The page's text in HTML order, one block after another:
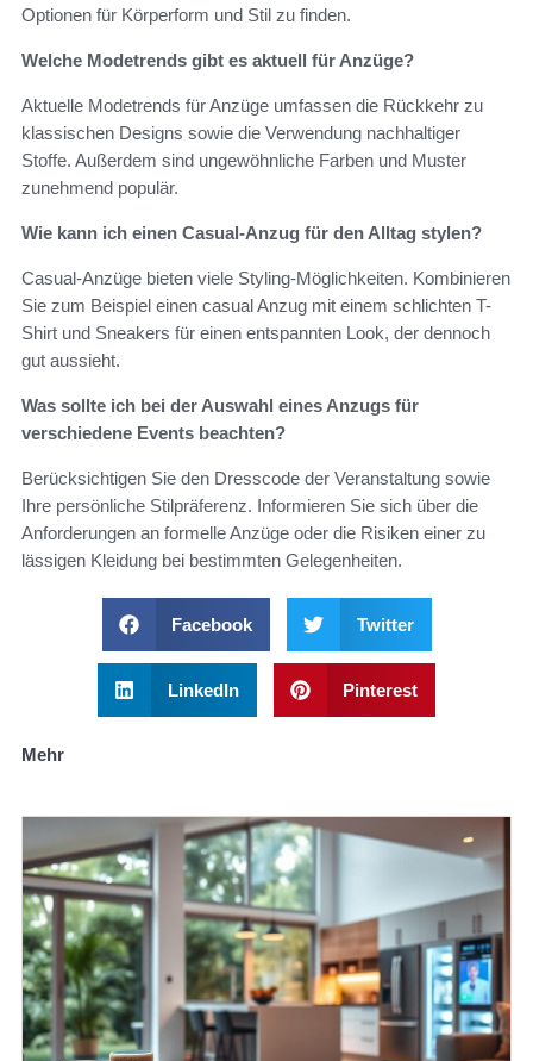
Optionen für Körperform und Stil zu finden.
Welche Modetrends gibt es aktuell für Anzüge?
Aktuelle Modetrends für Anzüge umfassen die Rückkehr zu
klassischen Designs sowie die Verwendung nachhaltiger
Stoffe. Außerdem sind ungewöhnliche Farben und Muster
zunehmend populär.
Wie kann ich einen Casual-Anzug für den Alltag stylen?
Casual-Anzüge bieten viele Styling-Möglichkeiten. Kombinieren
Sie zum Beispiel einen casual Anzug mit einem schlichten T-
Shirt und Sneakers für einen entspannten Look, der dennoch
gut aussieht.
Was sollte ich bei der Auswahl eines Anzugs für
verschiedene Events beachten?
Berücksichtigen Sie den Dresscode der Veranstaltung sowie
Ihre persönliche Stilpräferenz. Informieren Sie sich über die
Anforderungen an formelle Anzüge oder die Risiken einer zu
lässigen Kleidung bei bestimmten Gelegenheiten.
Facebook Twitter
LinkedIn Pinterest
Mehr